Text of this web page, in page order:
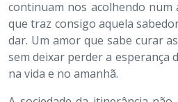
continuam nos acolhendo num
que traz consigo aquela
dar. Um amor que sabe curar
sem deixar perder a esperança
na vida e no amanhã.